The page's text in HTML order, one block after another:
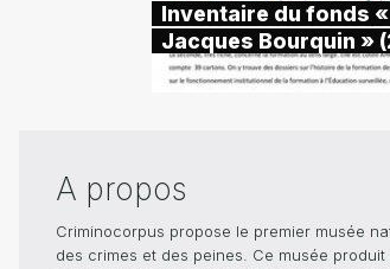
Inventaire du fonds «
Jacques Bourquin »
A propos
Criminocorpus propose le premier musée
des crimes et des peines. Ce musée